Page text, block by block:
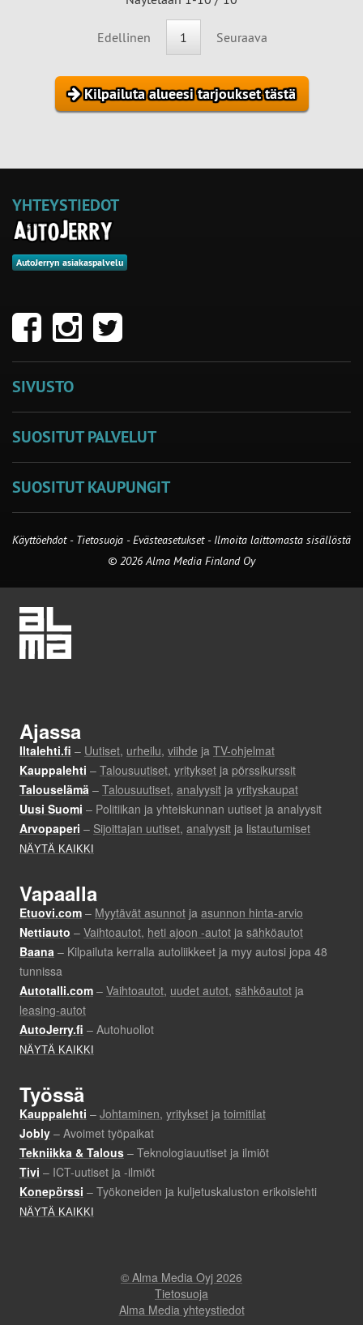
Edellinen 1 Seuraava
Kilpailuta alueesi tarjoukset tästä
YHTEYSTIEDOT
AutoJerryn asiakaspalvelu
SIVUSTO
SUOSITUT PALVELUT
SUOSITUT KAUPUNGIT
Käyttöehdot - Tietosuoja -Evästeasetukset- Ilmoita laittomasta sisällöstä
© 2026 Alma Media Finland Oy